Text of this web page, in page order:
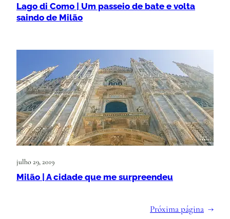
Lago di Como | Um passeio de bate e volta
saindo de Milão
julho 29, 2019
Milão | A cidade que me surpreendeu
Próxima página →